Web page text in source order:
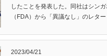
したことを発表した。同社はシン
（FDA）から「異議なし」のレタ
2023/04/21